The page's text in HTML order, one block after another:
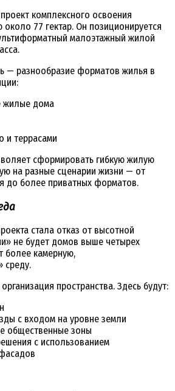
комплексного освоения
77 гектар. Он позиционируется
малоэтажный жилой
— разнообразие форматов жилья в
жилые дома
и террасами
сформировать гибкую жилую
на разные сценарии жизни — от
до более приватных форматов.
стала отказ от высотной
не будет домов выше четырех
более камерную,
среду.
пространства. Здесь будут:
с входом на уровне земли
общественные зоны
с использованием